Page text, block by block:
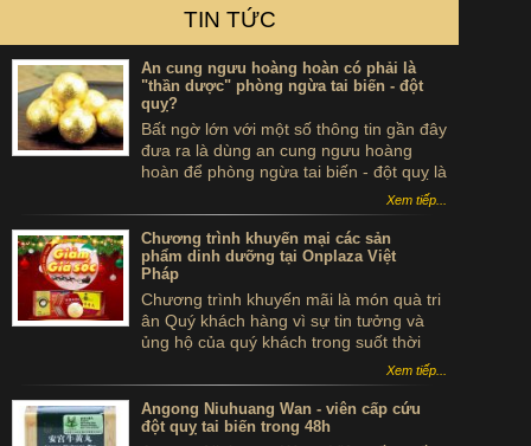
TIN TỨC
An cung ngưu hoàng hoàn có phải là
"thần dược" phòng ngừa tai biến - đột
quỵ?
Bất ngờ lớn với một số thông tin gần đây
đưa ra là dùng an cung ngưu hoàng
hoàn để phòng ngừa tai biến - đột quỵ là
...tự sát. Thực hư sản phẩm này ra sao,
có thể dùng để phòng tai biến - đột quỵ
không?
Xem tiếp...
Chương trình khuyến mại các sản
phẩm dinh dưỡng tại Onplaza Việt
Pháp
Chương trình khuyến mãi là món quà tri
ân Quý khách hàng vì sự tin tưởng và
ủng hộ của quý khách trong suốt thời
Xem tiếp...
Angong Niuhuang Wan - viên cấp cứu
đột quỵ tai biến trong 48h